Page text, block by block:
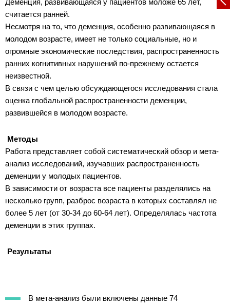
считается ранней.
Несмотря на то, что деменция, особенно развивающаяся в
молодом возрасте, имеет не только социальные, но и
огромные экономические последствия, распространенность
ранних когнитивных нарушений по-прежнему остается
неизвестной.
В связи с чем целью обсуждающегося исследования стала
оценка глобальной распространенности деменции,
развившейся в молодом возрасте.
Методы
Работа представляет собой систематический обзор и мета-
анализ исследований, изучавших распространенность
деменции у молодых пациентов.
В зависимости от возраста все пациенты разделялись на
несколько групп, разброс возраста в которых составлял не
более 5 лет (от 30-34 до 60-64 лет). Определялась частота
деменции в этих группах.
Результаты
В мета-анализ были включены данные 74